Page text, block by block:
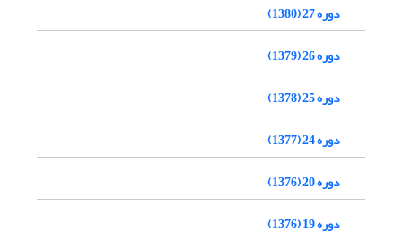
دوره 27 (1380)
دوره 26 (1379)
دوره 25 (1378)
دوره 24 (1377)
دوره 20 (1376)
دوره 19 (1376)